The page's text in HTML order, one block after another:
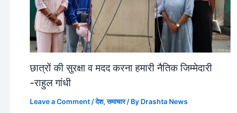
छात्रों की सुरक्षा व मदद करना हमारी नैतिक जिम्मेदारी
-राहुल गांधी
Leave a Comment/देश,समाचार/ By Drashta News